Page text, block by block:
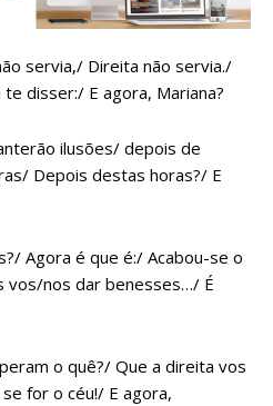
servia,/ Direita não servia./
disser:/ E agora, Mariana?
ilusões/ depois de
Depois destas horas?/ E
Agora é que é:/ Acabou-se o
vos/nos dar benesses…/ É
o quê?/ Que a direita vos
for o céu!/ E agora,